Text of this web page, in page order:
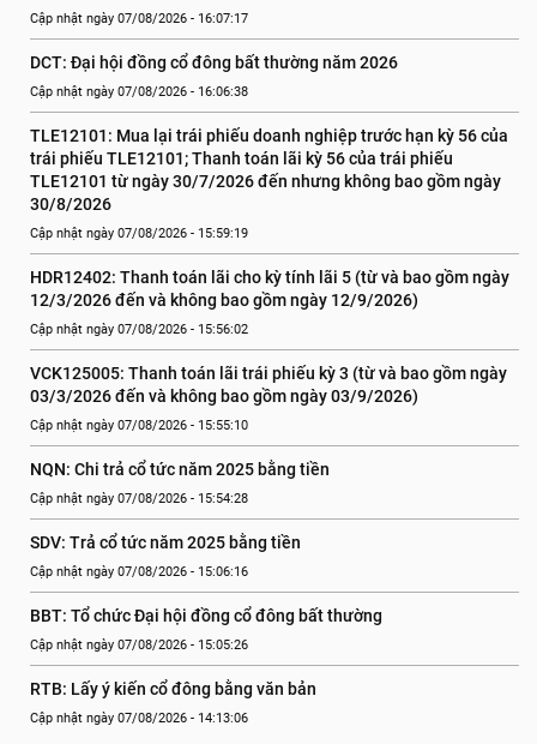
Cập nhật ngày 07/08/2026 - 16:07:17
DCT: Đại hội đồng cổ đông bất thường năm 2026
Cập nhật ngày 07/08/2026 - 16:06:38
TLE12101: Mua lại trái phiếu doanh nghiệp trước hạn kỳ 56 của
trái phiếu TLE12101; Thanh toán lãi kỳ 56 của trái phiếu
TLE12101 từ ngày 30/7/2026 đến nhưng không bao gồm ngày
30/8/2026
Cập nhật ngày 07/08/2026 - 15:59:19
HDR12402: Thanh toán lãi cho kỳ tính lãi 5 (từ và bao gồm ngày
12/3/2026 đến và không bao gồm ngày 12/9/2026)
Cập nhật ngày 07/08/2026 - 15:56:02
VCK125005: Thanh toán lãi trái phiếu kỳ 3 (từ và bao gồm ngày
03/3/2026 đến và không bao gồm ngày 03/9/2026)
Cập nhật ngày 07/08/2026 - 15:55:10
NQN: Chi trả cổ tức năm 2025 bằng tiền
Cập nhật ngày 07/08/2026 - 15:54:28
SDV: Trả cổ tức năm 2025 bằng tiền
Cập nhật ngày 07/08/2026 - 15:06:16
BBT: Tổ chức Đại hội đồng cổ đông bất thường
Cập nhật ngày 07/08/2026 - 15:05:26
RTB: Lấy ý kiến cổ đông bằng văn bản
Cập nhật ngày 07/08/2026 - 14:13:06